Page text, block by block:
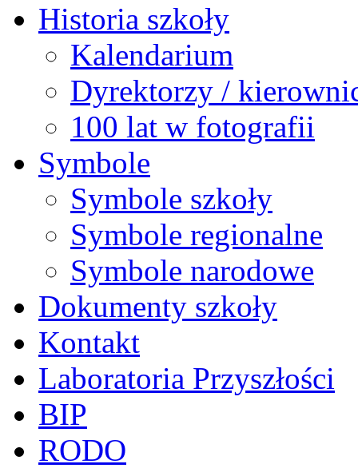
Historia szkoły
Kalendarium
Dyrektorzy /
100 lat w fotografii
Symbole
Symbole szkoły
Symbole regionalne
Symbole narodowe
Dokumenty szkoły
Kontakt
Laboratoria Przyszłości
BIP
RODO